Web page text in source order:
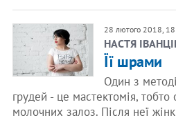
28 лютого 2018,
НАСТЯ
Її шрами
Один з
грудей - це мастектомія,
молочних залоз. Після неї